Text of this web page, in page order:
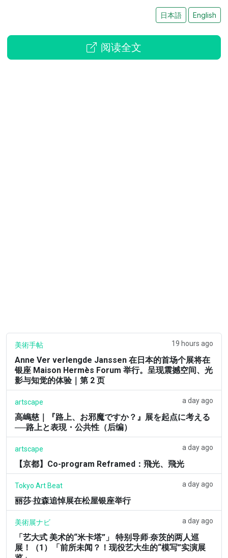
日本語 English
阅读全文
美術手帖 19 hours ago
Anne Ver verlengde Janssen 在日本的首场个展将在
银座 Maison Hermès Forum 举行。呈现震撼空间、光
影与知觉的体验｜第 2 页
artscape a day ago
高嶋慈｜『路上、お邪魔ですか？』展を起点に考える
──路上と表現・公共性（后编）
artscape a day ago
【京都】Co-program Reframed：飛光、飛光
Tokyo Art Beat a day ago
丽莎·拉森追悼展在松屋银座举行
美術展ナビ a day ago
「艺大式 美术的“米卡塔”」 特别导师·奈茨的两人巡
展！（1）「前所未闻？！现役艺大生的“模写”实演展